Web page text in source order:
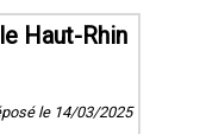
Haut-Rhin
le 14/03/2025